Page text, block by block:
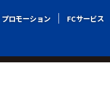
プロモーション FCサービス
プロモーション FCサービス